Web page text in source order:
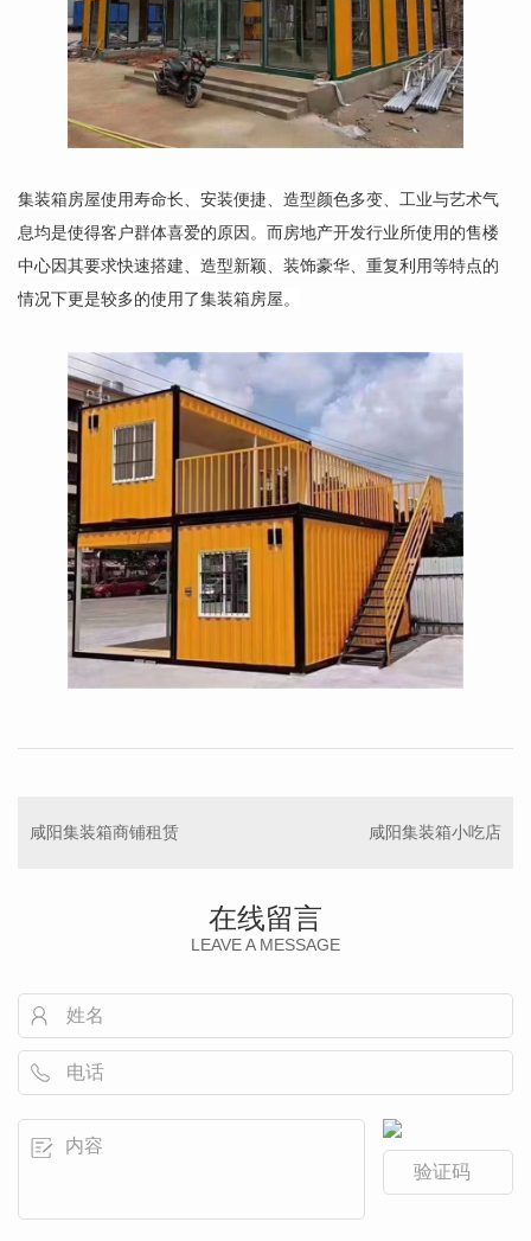
集装箱房屋使用寿命长、安装便捷、造型颜色多变、工业与艺术气
息均是使得客户群体喜爱的原因。而房地产开发行业所使用的售楼
中心因其要求快速搭建、造型新颖、装饰豪华、重复利用等特点的
情况下更是较多的使用了集装箱房屋。
咸阳集装箱商铺租赁 咸阳集装箱小吃店
在线留言
LEAVE A MESSAGE